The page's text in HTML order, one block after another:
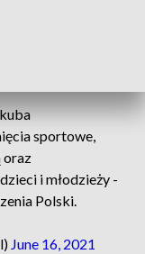
sportowe,
oraz
i młodzieży -
Polski.
June 16, 2021